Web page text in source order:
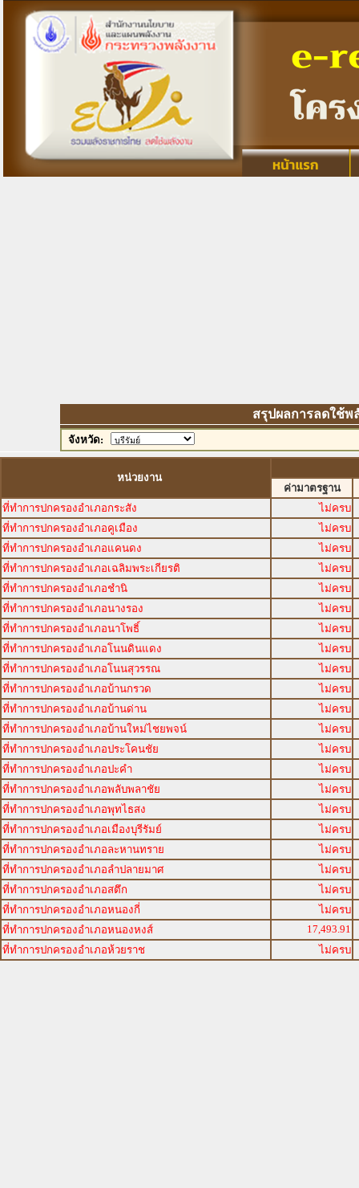
สรุปผลการลดใช้พลัง
จังหวัด:
หน่วยงาน
ค่ามาตรฐาน
ที่ทำการปกครองอำเภอกระสัง
ไม่ครบ
ที่ทำการปกครองอำเภอคูเมือง
ไม่ครบ
ที่ทำการปกครองอำเภอแคนดง
ไม่ครบ
ที่ทำการปกครองอำเภอเฉลิมพระเกียรติ
ไม่ครบ
ที่ทำการปกครองอำเภอชำนิ
ไม่ครบ
ที่ทำการปกครองอำเภอนางรอง
ไม่ครบ
ที่ทำการปกครองอำเภอนาโพธิ์
ไม่ครบ
ที่ทำการปกครองอำเภอโนนดินแดง
ไม่ครบ
ที่ทำการปกครองอำเภอโนนสุวรรณ
ไม่ครบ
ที่ทำการปกครองอำเภอบ้านกรวด
ไม่ครบ
ที่ทำการปกครองอำเภอบ้านด่าน
ไม่ครบ
ที่ทำการปกครองอำเภอบ้านใหม่ไชยพจน์
ไม่ครบ
ที่ทำการปกครองอำเภอประโคนชัย
ไม่ครบ
ที่ทำการปกครองอำเภอปะคำ
ไม่ครบ
ที่ทำการปกครองอำเภอพลับพลาชัย
ไม่ครบ
ที่ทำการปกครองอำเภอพุทไธสง
ไม่ครบ
ที่ทำการปกครองอำเภอเมืองบุรีรัมย์
ไม่ครบ
ที่ทำการปกครองอำเภอละหานทราย
ไม่ครบ
ที่ทำการปกครองอำเภอลำปลายมาศ
ไม่ครบ
ที่ทำการปกครองอำเภอสตึก
ไม่ครบ
ที่ทำการปกครองอำเภอหนองกี่
ไม่ครบ
ที่ทำการปกครองอำเภอหนองหงส์
17,493.91
ที่ทำการปกครองอำเภอห้วยราช
ไม่ครบ